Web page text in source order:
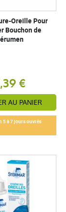
Oreille Pour
Bouchon de
€
AU PANIER
5 à 7 jours ouvrés